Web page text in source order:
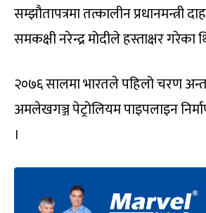
सम्झौतापत्रमा तत्कालीन प्रधानमन्त्री
समकक्षी नरेन्द्र मोदीले हस्ताक्षर गरेका
२०७६ सालमा भारतले पहिलो चरण
अमलेखगञ्ज पेट्रोलियम पाइपलाइन
।